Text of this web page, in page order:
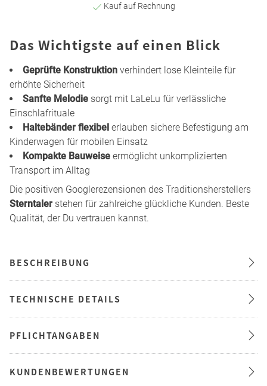
Kauf auf Rechnung
Das Wichtigste auf einen Blick
Geprüfte Konstruktion verhindert lose Kleinteile für
erhöhte Sicherheit
Sanfte Melodie sorgt mit LaLeLu für verlässliche
Einschlafrituale
Haltebänder flexibel erlauben sichere Befestigung am
Kinderwagen für mobilen Einsatz
Kompakte Bauweise ermöglicht unkomplizierten
Transport im Alltag
Die positiven Googlerezensionen des Traditionsherstellers
Sterntaler stehen für zahlreiche glückliche Kunden. Beste
Qualität, der Du vertrauen kannst.
BESCHREIBUNG
TECHNISCHE DETAILS
PFLICHTANGABEN
KUNDENBEWERTUNGEN